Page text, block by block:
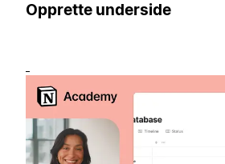
Opprette underside